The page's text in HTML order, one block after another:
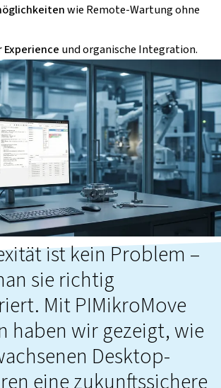
wie Remote-Wartung ohne
Experience und organische Integration.
ist kein Problem –
sie richtig
Mit PIMikroMove
haben wir gezeigt, wie
Desktop-
eine zukunftssichere